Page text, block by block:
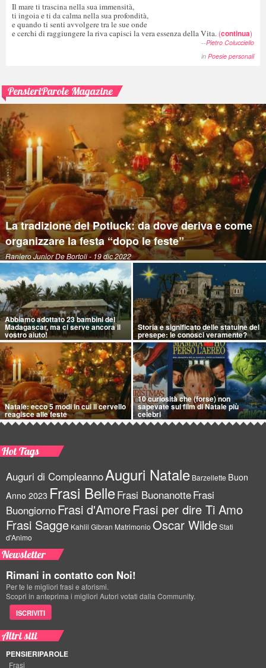
Il mare ti trascina nella sua immensità,
ti ingoia e ti da calma nella sua profondità,
e quando ti senti avvolgere tra le sue onde
e cerchi di raggiungere la riva capisci la vera essenza della Vita. (continua)
--Pietro Colucciello
in Poesie personali
PensieriParole Magazine
La tradizione del Potluck: da dove deriva e come
organizzare la festa “dopo le feste”
Raniero Junior De Bortoli- 19 dic 2022
Abbiamo adottato 23 bambini del
Madagascar, ma ci serve ancora il
vostro aiuto!
Storia e significato delle statuine del
presepe: le conosci veramente?
Natale: ecco 5 modi in cui il cervello
reagisce alle feste
10 curiosità che (forse) non
sapevate sui film di Natale più
celebri
Hot Tags
Auguri di CompleannoAuguri Natale Barzellette Buon
Anno 2023 Frasi BelleFrasi BuonanotteFrasi
BuongiornoFrasi d'AmoreFrasi per dire Ti Amo
Frasi Sagge Kahlil Gibran Matrimonio Oscar WildeStati
d'Animo
Newsletter
Rimani in contatto con Noi!
Per te le migliori frasi e aforismi.
Scopri in anteprima i migliori Autori votati dalla Community.
ISCRIVITI
Altri siti
PENSIERIPAROLE
Frasi